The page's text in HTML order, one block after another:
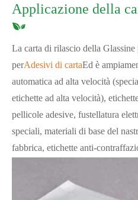
Applicazione della
La carta di rilascio della Glassine
perAdesivi di cartaEd è
automatica ad alta velocità
etichette ad alta velocità),
pellicole adesive, fustellatura
speciali, materiali di base del
fabbrica, etichette anti-